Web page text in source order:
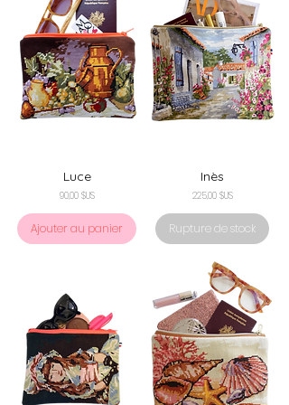
Luce
Prix
90,00 $US
Ajouter au panier
Inès
Prix
225,00 $US
Rupture de stock